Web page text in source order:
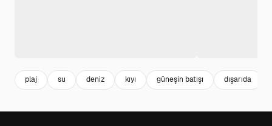
plaj su deniz kıyı güneşin batışı dışarıda